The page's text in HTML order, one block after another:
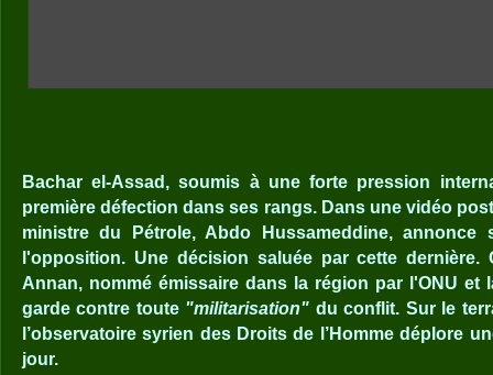
Bachar el-Assad, soumis à une forte pression
première défection dans ses rangs. Dans une vidéo
ministre du Pétrole, Abdo Hussameddine, annonce
l'opposition. Une décision saluée par cette dernière.
Annan, nommé émissaire dans la région par l'ONU et
garde contre toute "militarisation" du conflit. Sur le
l’observatoire syrien des Droits de l’Homme déplore
jour.